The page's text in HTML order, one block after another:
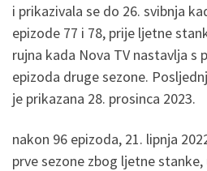
i prikazivala se do 26. svibnja
epizode 77 i 78, prije ljetne
rujna kada Nova TV nastavlja s
epizoda druge sezone.
je prikazana 28. prosinca 2023.
nakon 96 epizoda, 21. lipnja
prve sezone zbog ljetne